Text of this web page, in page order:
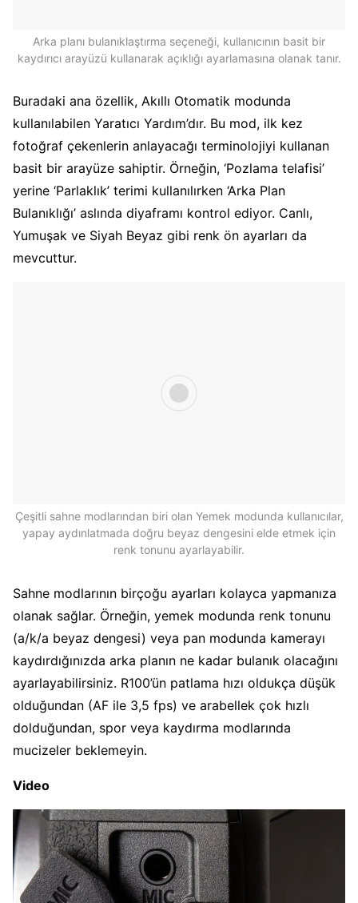
Arka planı bulanıklaştırma seçeneği, kullanıcının basit bir
kaydırıcı arayüzü kullanarak açıklığı ayarlamasına olanak tanır.
Buradaki ana özellik, Akıllı Otomatik modunda
kullanılabilen Yaratıcı Yardım’dır. Bu mod, ilk kez
fotoğraf çekenlerin anlayacağı terminolojiyi kullanan
basit bir arayüze sahiptir. Örneğin, ‘Pozlama telafisi’
yerine ‘Parlaklık’ terimi kullanılırken ‘Arka Plan
Bulanıklığı’ aslında diyaframı kontrol ediyor. Canlı,
Yumuşak ve Siyah Beyaz gibi renk ön ayarları da
mevcuttur.
Çeşitli sahne modlarından biri olan Yemek modunda kullanıcılar,
yapay aydınlatmada doğru beyaz dengesini elde etmek için
renk tonunu ayarlayabilir.
Sahne modlarının birçoğu ayarları kolayca yapmanıza
olanak sağlar. Örneğin, yemek modunda renk tonunu
(a/k/a beyaz dengesi) veya pan modunda kamerayı
kaydırdığınızda arka planın ne kadar bulanık olacağını
ayarlayabilirsiniz. R100’ün patlama hızı oldukça düşük
olduğundan (AF ile 3,5 fps) ve arabellek çok hızlı
dolduğundan, spor veya kaydırma modlarında
mucizeler beklemeyin.
Video